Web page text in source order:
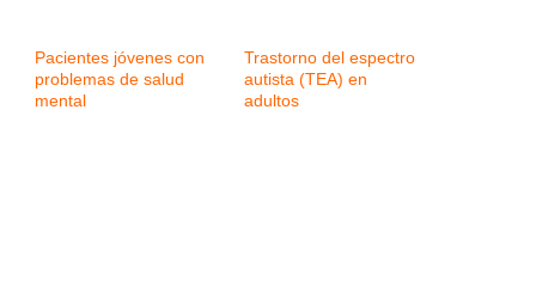
Pacientes jóvenes con
problemas de salud
mental
Trastorno del espectro
autista (TEA) en
adultos